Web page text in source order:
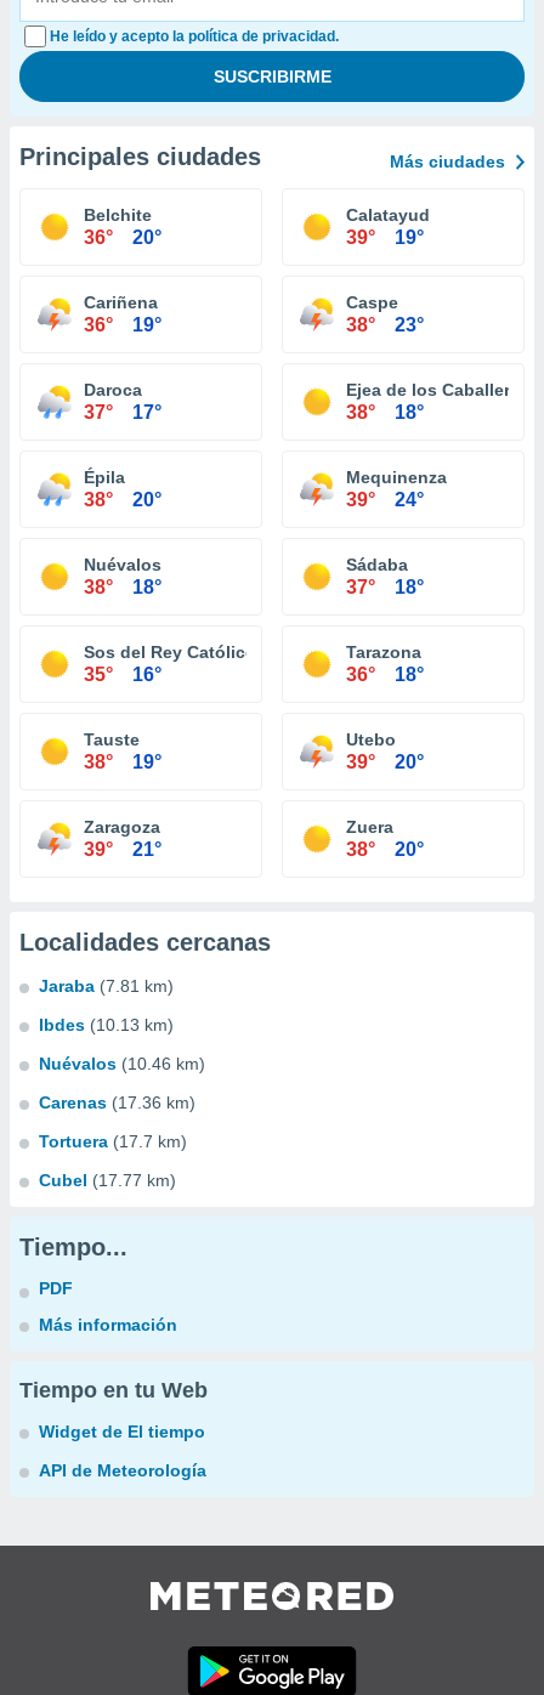
He leído y acepto la política de privacidad.
Principales ciudades Más ciudades
Belchite
36° 20°
Calatayud
39° 19°
Cariñena
36° 19°
Caspe
38° 23°
Daroca
37° 17°
Ejea de los Caballeros
38° 18°
Épila
38° 20°
Mequinenza
39° 24°
Nuévalos
38° 18°
Sádaba
37° 18°
Sos del Rey Católico
35° 16°
Tarazona
36° 18°
Tauste
38° 19°
Utebo
39° 20°
Zaragoza
39° 21°
Zuera
38° 20°
Localidades cercanas
Jaraba (7.81 km)
Ibdes (10.13 km)
Nuévalos (10.46 km)
Carenas (17.36 km)
Tortuera (17.7 km)
Cubel (17.77 km)
Tiempo...
PDF
Más información
Tiempo en tu Web
Widget de El tiempo
API de Meteorología